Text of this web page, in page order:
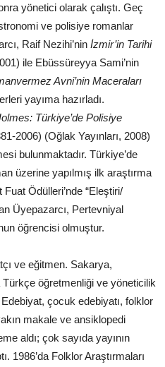
yönetici olarak çalıştı. Geç
ve polisiye romanlar
Raif Nezihi’nin İzmir’in Tarihi
ile Ebüssüreyya Sami’nin
Avni’nin Maceraları
yayıma hazırladı.
Türkiye’de Polisiye
2006) (Oğlak Yayınları, 2008)
bulunmaktadır. Türkiye’de
üzerine yapılmış ilk araştırma
Ödülleri’nde “Eleştiri/
Üyepazarcı, Pertevniyal
öğrencisi olmuştur.
ve eğitmen. Sakarya,
öğretmenliği ve yöneticilik
Edebiyat, çocuk edebiyatı, folklor
makale ve ansiklopedi
aldı; çok sayıda yayının
1986’da Folklor Araştırmaları